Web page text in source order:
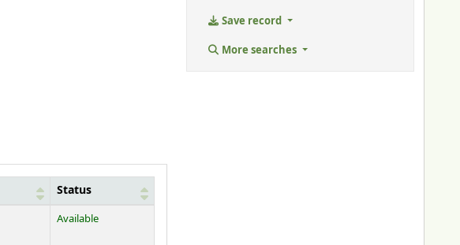
Status
Available
Save record
More searches